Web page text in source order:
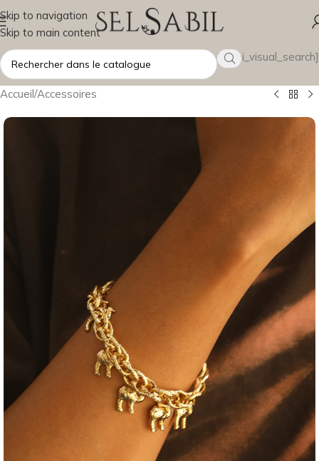
Skip to navigation
Skip to main content
[wsbi_visual_search]
Accueil/Accessoires